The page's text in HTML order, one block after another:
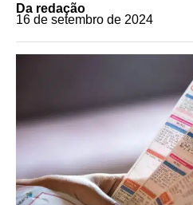
Da redação
16 de setembro de 2024